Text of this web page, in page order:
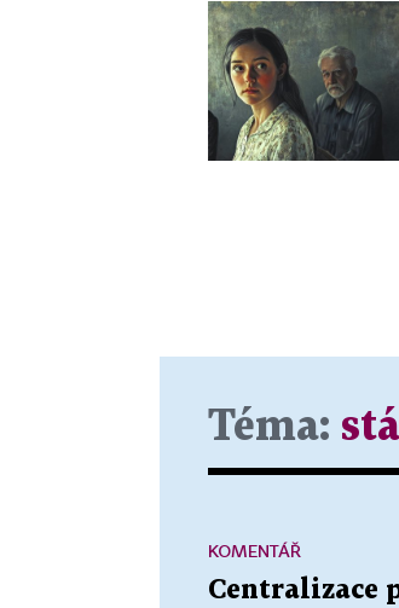
Téma:
Centralizace
KOMENTÁŘ